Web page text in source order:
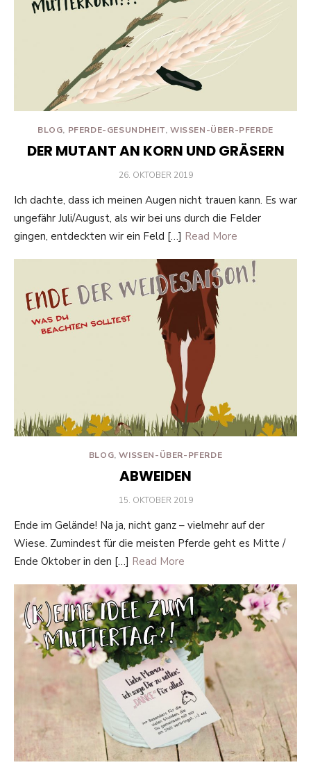
BLOG, PFERDE-GESUNDHEIT,WISSEN-ÜBER-PFERDE
DER MUTANT AN KORN UND GRÄSERN
POSTED
26. OKTOBER 2019
Ich dachte, dass ich meinen Augen nicht trauen kann. Es war
ungefähr Juli/August, als wir bei uns durch die Felder
gingen, entdeckten wir ein Feld […] Read More
BLOG,WISSEN-ÜBER-PFERDE
ABWEIDEN
POSTED
15. OKTOBER 2019
Ende im Gelände! Na ja, nicht ganz – vielmehr auf der
Wiese. Zumindest für die meisten Pferde geht es Mitte /
Ende Oktober in den […] Read More